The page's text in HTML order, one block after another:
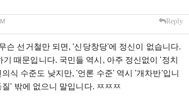
Reply
슨 선거철만 되면, '신당창당'에 정신이 없습니다.
때문입니다. 국민들 역시, 아주 정신없이 '정치
식 수준도 낮지만, '언론 수준' 역시 '개차반'입니
' 밖에 없으니 말입니다. ㅉㅉㅉ